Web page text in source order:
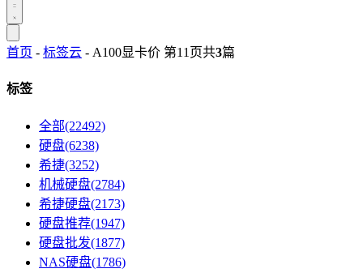
首页 - 标签云 - A100显卡价 第11页共3篇
标签
全部(22492)
硬盘(6238)
希捷(3252)
机械硬盘(2784)
希捷硬盘(2173)
硬盘推荐(1947)
硬盘批发(1877)
NAS硬盘(1786)